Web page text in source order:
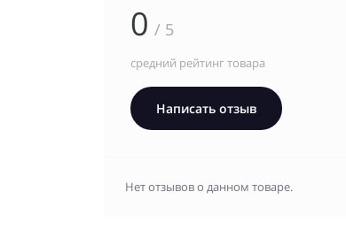
0 / 5
средний рейтинг товара
Написать отзыв
Нет отзывов о данном товаре.